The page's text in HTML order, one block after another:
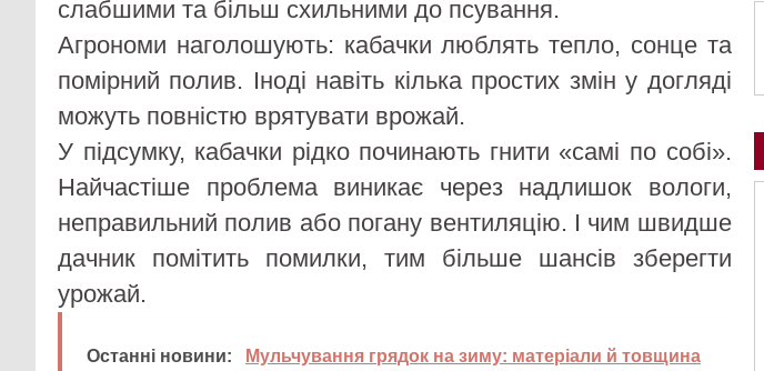
слабшими та більш схильними до псування.
Агрономи наголошують: кабачки люблять тепло, сонце та
помірний полив. Іноді навіть кілька простих змін у догляді
можуть повністю врятувати врожай.
У підсумку, кабачки рідко починають гнити «самі по собі».
Найчастіше проблема виникає через надлишок вологи,
неправильний полив або погану вентиляцію. І чим швидше
дачник помітить помилки, тим більше шансів зберегти
урожай.
Останні новини: Мульчування грядок на зиму: матеріали й товщина